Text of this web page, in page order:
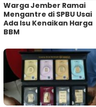
Warga Jember Ramai
Mengantre di SPBU Usai
Ada Isu Kenaikan Harga
BBM